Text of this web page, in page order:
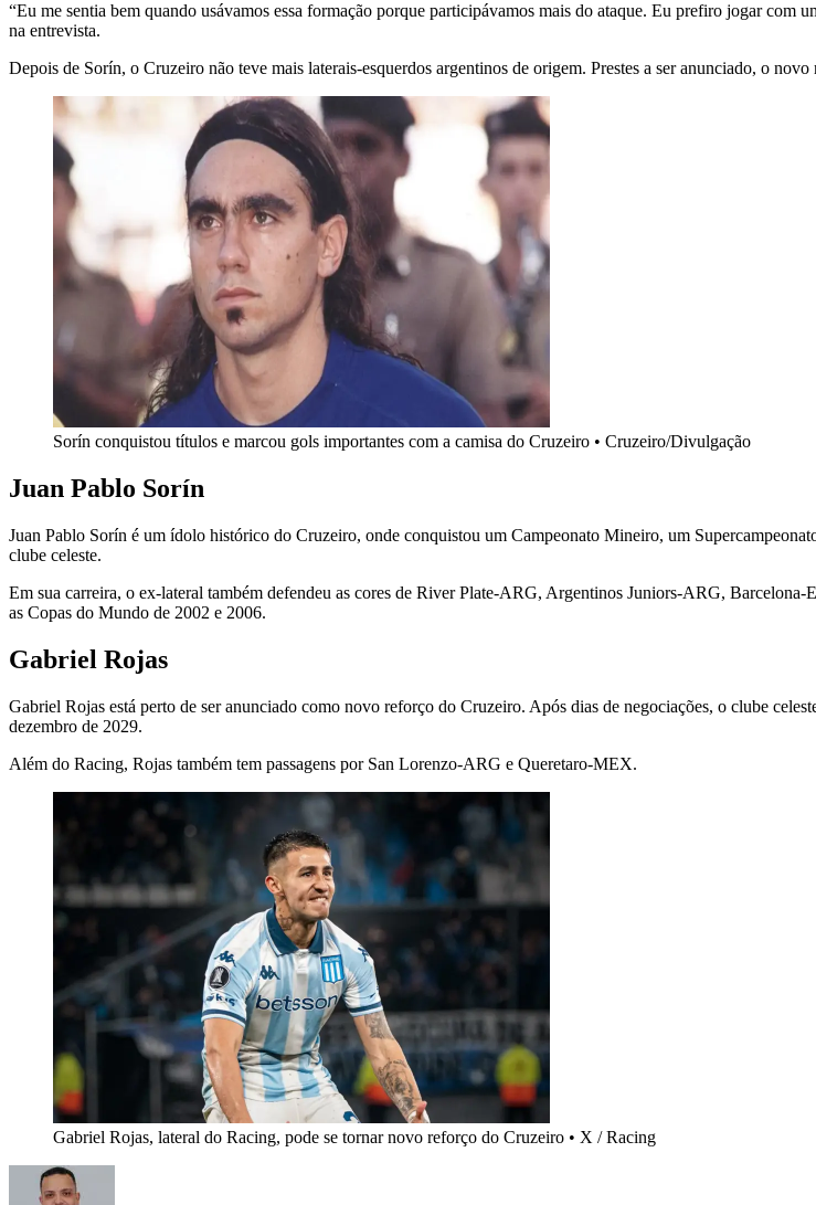
“Eu me sentia bem quando usávamos essa formação porque participávamos mais do ataque. Eu prefiro jogar com
na entrevista.
Depois de Sorín, o Cruzeiro não teve mais laterais-esquerdos argentinos de origem. Prestes a ser anunciado, o
Sorín conquistou títulos e marcou gols importantes com a camisa do Cruzeiro • Cruzeiro/Divulgação
Juan Pablo Sorín
Juan Pablo Sorín é um ídolo histórico do Cruzeiro, onde conquistou um Campeonato Mineiro, um
clube celeste.
Em sua carreira, o ex-lateral também defendeu as cores de River Plate-ARG, Argentinos Juniors-ARG,
as Copas do Mundo de 2002 e 2006.
Gabriel Rojas
Gabriel Rojas está perto de ser anunciado como novo reforço do Cruzeiro. Após dias de negociações, o clube
dezembro de 2029.
Além do Racing, Rojas também tem passagens por San Lorenzo-ARG e Queretaro-MEX.
Gabriel Rojas, lateral do Racing, pode se tornar novo reforço do Cruzeiro • X / Racing